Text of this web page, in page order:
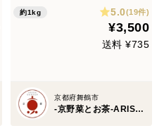
約1kg 5.0(19件)
¥3,500
送料 ¥735
京都府舞鶴市
-京野菜とお茶-ARISA GARDEN 京都